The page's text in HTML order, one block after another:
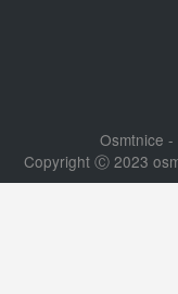
Osmtnice
Copyright Ⓒ 2023